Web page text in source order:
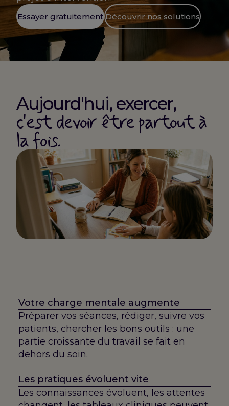
Essayer gratuitement Découvrir nos solutions
Aujourd'hui, exercer,
c'est devoir être partout à
la fois.
Votre charge mentale augmente
Préparer vos séances, rédiger, suivre vos
patients, chercher les bons outils : une
partie croissante du travail se fait en
dehors du soin.
Les pratiques évoluent vite
Les connaissances évoluent, les attentes